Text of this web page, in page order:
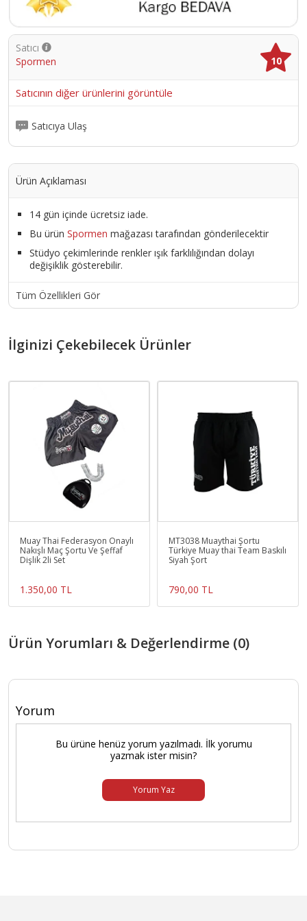
Satıcı
Spormen
10
Satıcının diğer ürünlerini görüntüle
Satıcıya Ulaş
Ürün Açıklaması
14 gün içinde ücretsiz iade.
Bu ürün Spormen mağazası tarafından gönderilecektir
Stüdyo çekimlerinde renkler ışık farklılığından dolayı
değişiklik gösterebilir.
Tüm Özellikleri Gör
İlginizi Çekebilecek Ürünler
Muay Thai Federasyon Onaylı
Nakışlı Maç Şortu Ve Şeffaf
Dişlik 2li Set
1.350,00 TL
MT3038 Muaythai Şortu
Türkiye Muay thai Team Baskılı
Siyah Şort
790,00 TL
Ürün Yorumları & Değerlendirme (0)
Yorum
Bu ürüne henüz yorum yazılmadı. İlk yorumu
yazmak ister misin?
Yorum Yaz